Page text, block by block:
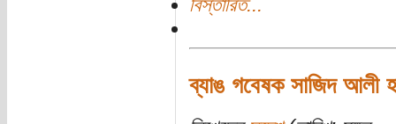
বিস্তারিত...
ব্যাঙ গবেষক সাজিদ আলী